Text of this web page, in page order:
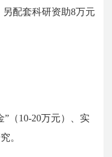
配套科研资助8万元
”（10-20万元）、实
。